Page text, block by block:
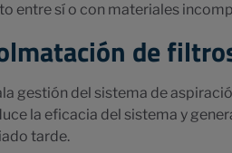
entre sí o con materiales
de
gestión del sistema de
la eficacia del sistema y
tarde.